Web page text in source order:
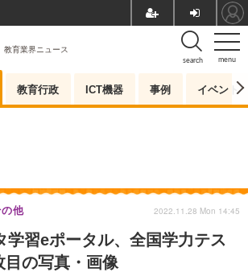
menu
search
教育業界ニュース
教育行政 ICT機器 事例 イベント
学習eポータル、全国学力テス
目の写真・画像
の他 2022.11.28 Mon 14:45